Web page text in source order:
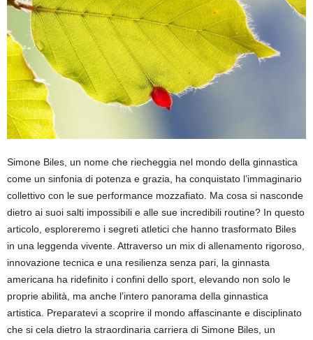
Simone Biles, un nome che riecheggia nel mondo della ginnastica
come un sinfonia di potenza e grazia, ha conquistato l’immaginario
collettivo con le sue performance mozzafiato. Ma cosa si nasconde
dietro ai suoi salti impossibili e alle sue incredibili routine? In questo
articolo, esploreremo i segreti atletici che hanno trasformato Biles
in una leggenda vivente. Attraverso un mix di allenamento rigoroso,
innovazione tecnica e una resilienza senza pari, la ginnasta
americana ha ridefinito i confini dello sport, elevando non solo le
proprie abilità, ma anche l’intero panorama della ginnastica
artistica. Preparatevi a scoprire il mondo affascinante e disciplinato
che si cela dietro la straordinaria carriera di Simone Biles, un